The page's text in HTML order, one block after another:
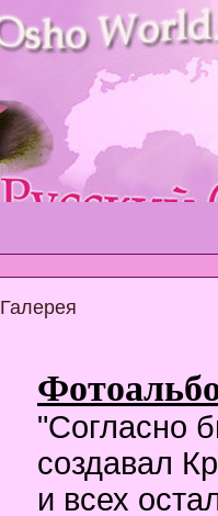
Галерея
"Согласно
создавал
и всех